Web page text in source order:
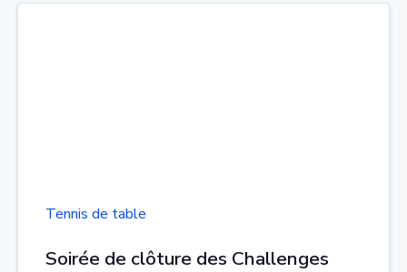
Tennis de table
Soirée de clôture des Challenges